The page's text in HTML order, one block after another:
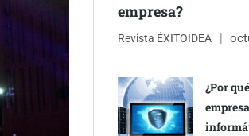
empresa?
Revista ÉXITOIDEA
¿Por